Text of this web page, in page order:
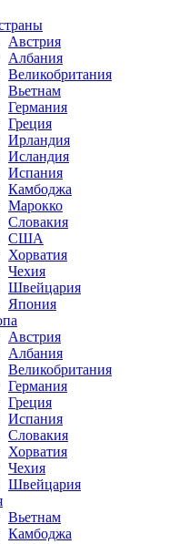
Австрия
Албания
Великобритания
Вьетнам
Германия
Греция
Ирландия
Исландия
Испания
Камбоджа
Марокко
Словакия
США
Хорватия
Чехия
Швейцария
Япония
Австрия
Албания
Великобритания
Германия
Греция
Испания
Словакия
Хорватия
Чехия
Швейцария
Вьетнам
Камбоджа